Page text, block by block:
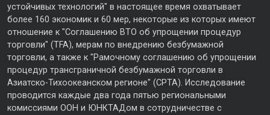
устойчивых технологий" в настоящее время охватывает
более 160 экономик и 60 мер, некоторые из которых имеют
отношение к "Соглашению ВТО об упрощении процедур
торговли" (TFA), мерам по внедрению безбумажной
торговли, а также к "Рамочному соглашению об упрощении
процедур трансграничной безбумажной торговли в
Азиатско-Тихоокеанском регионе" (CPTA). Исследование
проводится каждые два года пятью региональными
комиссиями ООН и ЮНКТАДом в сотрудничестве с